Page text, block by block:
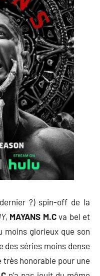
?) spin-off de la
, MAYANS M.Cva bel et
moins glorieux que son
des séries moins dense
honorable pour une